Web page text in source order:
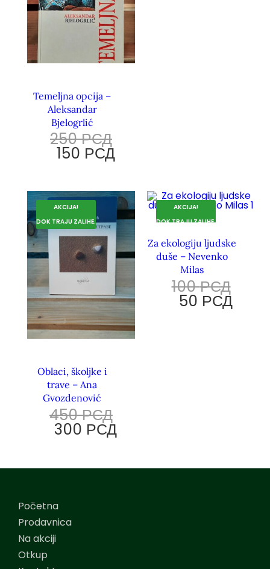
Temeljna opcija –
Aleksandar
Bjelogrlić
250РСД
150 РСД
AKCIJA!
DOK TRAJU ZALIHE.
Oblaci, školjke i
trave – Ana
Gvozdenović
450РСД
300 РСД
AKCIJA!
DOK TRAJU ZALIHE.
Za ekologiju ljudske
duše – Nevenko
Milas
100РСД
50 РСД
Početna
Prodavnica
Na akciji
Otkup